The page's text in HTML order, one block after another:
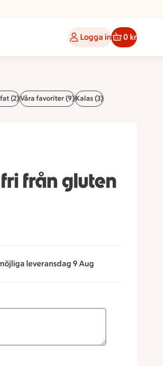
Logga in 0 kr
(2)Våra favoriter (9)Kalas (3)
från gluten
leveransdag 9 Aug
eller öka värdet, eller ange ett värde